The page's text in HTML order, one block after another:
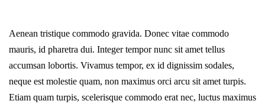
Aenean tristique commodo gravida. Donec vitae commodo
mauris, id pharetra dui. Integer tempor nunc sit amet tellus
accumsan lobortis. Vivamus tempor, ex id dignissim sodales,
neque est molestie quam, non maximus orci arcu sit amet turpis.
Etiam quam turpis, scelerisque commodo erat nec, luctus maximus